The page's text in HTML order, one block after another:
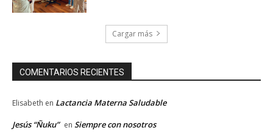
Cargar más
COMENTARIOS RECIENTES
Elisabeth en Lactancia Materna Saludable
Jesús “Ñuku” en Siempre con nosotros